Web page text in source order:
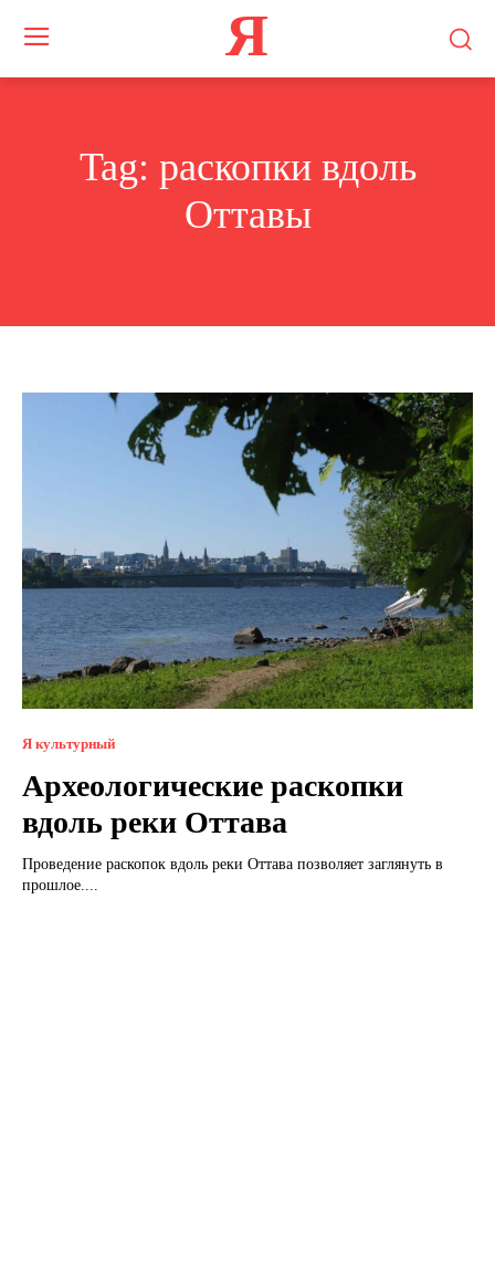
Я
Tag: раскопки вдоль
Оттавы
Я культурный
Археологические раскопки
вдоль реки Оттава
Проведение раскопок вдоль реки Оттава позволяет заглянуть в
прошлое....